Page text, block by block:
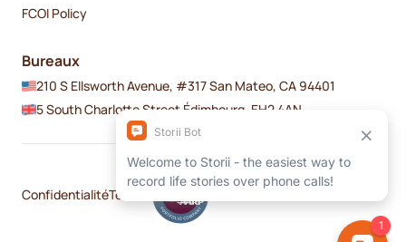
FCOI Policy
Bureaux
210 S Ellsworth Avenue, #317 San Mateo, CA 94401
5 South Charlotte Street Édimbourg, EH2 4AN
ConfidentialitéTermes